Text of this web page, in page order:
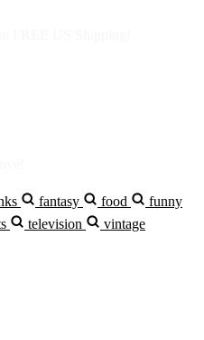
fantasy food
funny
television
vintage